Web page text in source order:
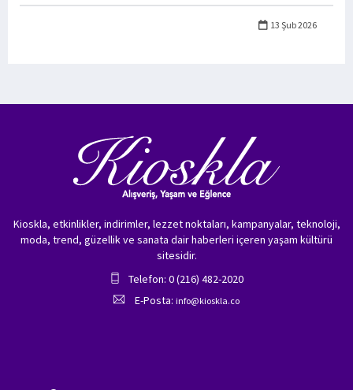
13 Şub 2026
Kioskla, etkinlikler, indirimler, lezzet noktaları, kampanyalar, teknoloji,
moda, trend, güzellik ve sanata dair haberleri içeren yaşam kültürü
sitesidir.
Telefon: 0 (216) 482-2020
E-Posta: info@kioskla.co